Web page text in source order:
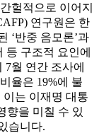
헐적으로 이어지
연구원은 한
‘반중 음모론’과
등 구조적 요인에
월 연간 조사에
율은 19%에 불
이는 이재명 대통
향을 미칠 수 있
습니다.